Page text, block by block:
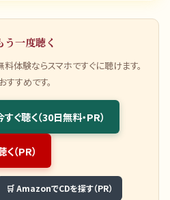
一度聴く
料体験ならスマホですぐに聴けます。
すめです。
聴く（30日無料・PR）
（PR）
🛒 AmazonでCDを探す（PR）